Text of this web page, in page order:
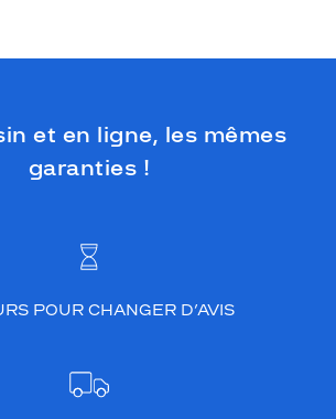
et en ligne, les mêmes
garanties !
POUR CHANGER D’AVIS